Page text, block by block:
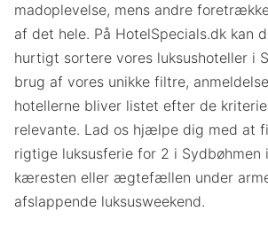
madoplevelse, mens andre
af det hele. På HotelSpecials.dk kan
hurtigt sortere vores luksushoteller i
brug af vores unikke filtre,
hotellerne bliver listet efter de
relevante. Lad os hjælpe dig med at
rigtige luksusferie for 2 i Sydbøhmen
kæresten eller ægtefællen under
afslappende luksusweekend.